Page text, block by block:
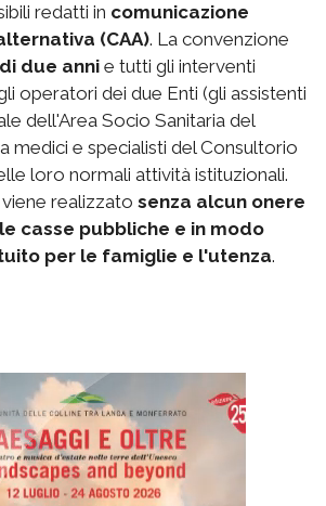
redatti in comunicazione
(CAA). La convenzione
due anni e tutti gli interventi
operatori dei due Enti (gli assistenti
dell'Area Socio Sanitaria del
medici e specialisti del Consultorio
loro normali attività istituzionali.
realizzato senza alcun onere
casse pubbliche e in modo
per le famiglie e l'utenza.